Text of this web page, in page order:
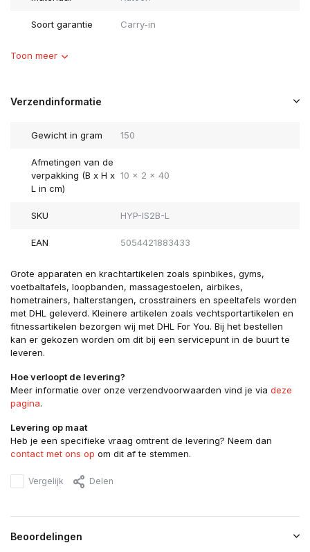
Soort garantie Carry-in
Toon meer
Verzendinformatie
Gewicht in gram 150
Afmetingen van de
verpakking (B x H x
L in cm)
10 x 2 x 40
SKU HYP-IS2B-L
EAN 5054421883433
Grote apparaten en krachtartikelen zoals spinbikes, gyms,
voetbaltafels, loopbanden, massagestoelen, airbikes,
hometrainers, halterstangen, crosstrainers en speeltafels worden
met DHL geleverd. Kleinere artikelen zoals vechtsportartikelen en
fitnessartikelen bezorgen wij met DHL For You. Bij het bestellen
kan er gekozen worden om dit bij een servicepunt in de buurt te
leveren.
Hoe verloopt de levering?
Meer informatie over onze verzendvoorwaarden vind je via deze
pagina.
Levering op maat
Heb je een specifieke vraag omtrent de levering? Neem dan
contact met ons op om dit af te stemmen.
Vergelijk Delen
Beoordelingen